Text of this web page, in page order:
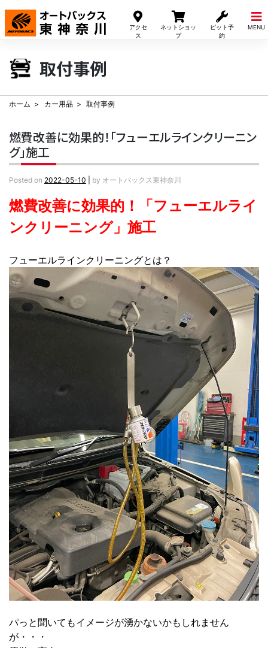
アクセ
ス
ネットショッ
プ
ピット予
約
MENU
Skip
content
取付事例
ホーム カー用品 取付事例
燃費改善に効果的！「フューエルラインクリーニン
グ」施工
Posted on 2022-05-10 by オートバックス東神奈川
燃費改善に効果的！「フューエルライ
ンクリーニング」施工
フューエルラインクリーニングとは？
パっと聞いてもイメージが湧かないかもしれません
が・・・